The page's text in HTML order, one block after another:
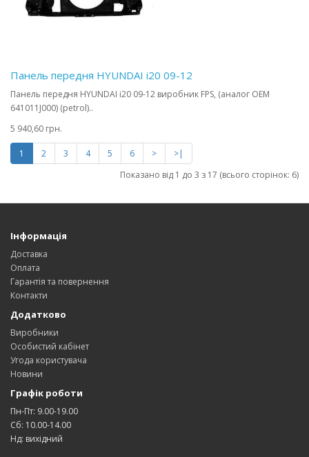
Панель передня HYUNDAI i20 09-12
Панель передня HYUNDAI i20 09-12 виробник FPS, (аналог OEM
641011J000) (petrol)..
5 940,60 грн.
1 2 3 4 5 6 >
>|
Показано від 1 до 3 з 17 (всього сторінок: 6)
Інформація
Доставка
Оплата
Гарантія та повернення
Контакти
Додатково
Виробники
Особистий кабінет
Угода користувача
Новини
Графік роботи
Пн-Пт: 9.00-19.00
Сб: 10.00-14.00
Нд: вихідний